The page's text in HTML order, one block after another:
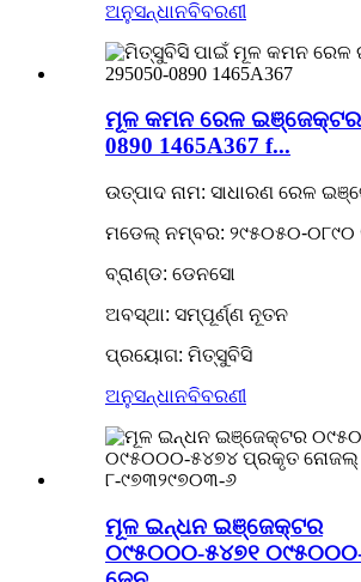
ଅନୁସନ୍ଧାନବିବରଣୀ
ମୂଳ କମନ ରେଳ ଇଞ୍ଜେକ୍ଟର
0890 1465A367 f...
ଉତ୍ପାଦ ନାମ: ସାଧାରଣ ରେଳ
ମଡେଲ୍ ନମ୍ବର: ୨୯୫୦୫୦-୦୮୯୦
ବ୍ରାଣ୍ଡ: ଡେନସୋ
ଅବସ୍ଥା: ସମ୍ପୂର୍ଣ୍ଣ ନୂତନ
ପ୍ରୟୋଗ: ମିତ୍ସୁବିସି
ଅନୁସନ୍ଧାନବିବରଣୀ
ମୂଳ ଇନ୍ଧନ ଇଞ୍ଜେକ୍ଟର
୦୯୫୦୦୦-୫୪୭୧